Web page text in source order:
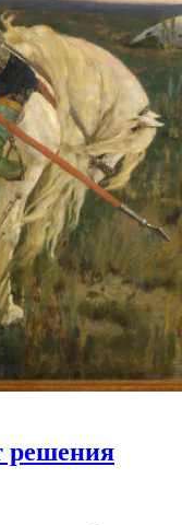
решения